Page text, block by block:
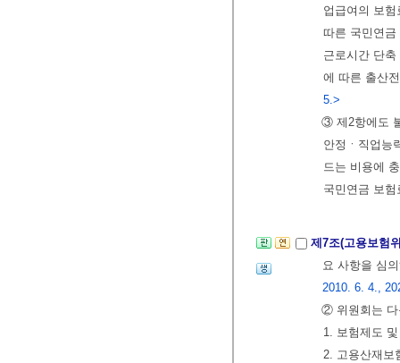
업급여의 보
따른 국민연
근로시간 단
에 따른 출산
5.>
③ 제2항에도
안정ㆍ직업능
드는 비용에
국민연금 보
제7조(고용보험
요 사항을 심
2010. 6. 4.,
② 위원회는 다
1. 보험제도
2. 고용산재보